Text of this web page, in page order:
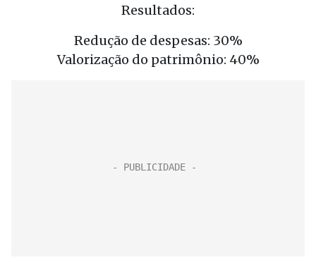
Resultados:
Redução de despesas: 30%
Valorização do patrimônio: 40%